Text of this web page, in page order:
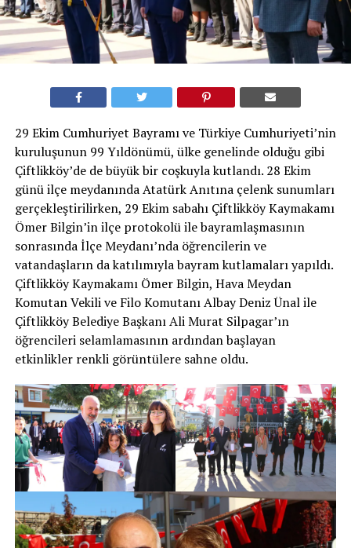
29 Ekim Cumhuriyet Bayramı ve Türkiye Cumhuriyeti’nin
kuruluşunun 99 Yıldönümü, ülke genelinde olduğu gibi
Çiftlikköy’de de büyük bir coşkuyla kutlandı. 28 Ekim
günü ilçe meydanında Atatürk Anıtına çelenk sunumları
gerçekleştirilirken, 29 Ekim sabahı Çiftlikköy Kaymakamı
Ömer Bilgin’in ilçe protokolü ile bayramlaşmasının
sonrasında İlçe Meydanı’nda öğrencilerin ve
vatandaşların da katılımıyla bayram kutlamaları yapıldı.
Çiftlikköy Kaymakamı Ömer Bilgin, Hava Meydan
Komutan Vekili ve Filo Komutanı Albay Deniz Ünal ile
Çiftlikköy Belediye Başkanı Ali Murat Silpagar’ın
öğrencileri selamlamasının ardından başlayan
etkinlikler renkli görüntülere sahne oldu.